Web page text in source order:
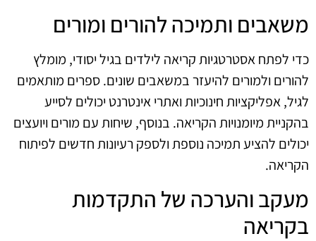
משאבים ותמיכה להורים ומורים
כדי לפתח אסטרטגיות קריאה לילדים בגיל יסודי, מומלץ
להורים ולמורים להיעזר במשאבים שונים. ספרים מותאמים
לגיל, אפליקציות חינוכיות ואתרי אינטרנט יכולים לסייע
בהקניית מיומנויות הקריאה. בנוסף, שיחות עם מורים ויועצים
יכולים להציע תמיכה נוספת ולספק רעיונות חדשים לפיתוח
הקריאה.
מעקב והערכה של התקדמות
בקריאה